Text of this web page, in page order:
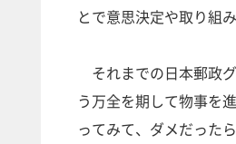
とで意思決定や取り組
それまでの日本郵政
う万全を期して物事を
ってみて、ダメだった